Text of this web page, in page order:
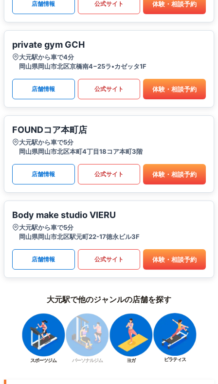
店舗情報 公式サイト 体験・相談予約
private gym GCH
大元駅から車で4分
岡山県岡山市北区京橋南4−25ラ•カゼッタ1F
店舗情報 公式サイト 体験・相談予約
FOUNDコア本町店
大元駅から車で5分
岡山県岡山市北区本町4丁目18コア本町3階
店舗情報 公式サイト 体験・相談予約
Body make studio VIERU
大元駅から車で5分
岡山県岡山市北区駅元町22-17徳永ビル3F
店舗情報 公式サイト 体験・相談予約
大元駅で他のジャンルの店舗を探す
スポーツジム パーソナルジム ヨガ ピラティス